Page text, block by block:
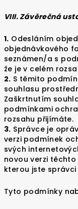
VIII. Závěrečná
1. Odesláním
objednávkového
seznámen/a s
že je v celém
2. S těmito
souhlasu
Zaškrtnutím
podmínkami
rozsahu přijímáte.
3. Správce je
verzi podmínek
svých
novou verzi
kterou jste
Tyto podmínky